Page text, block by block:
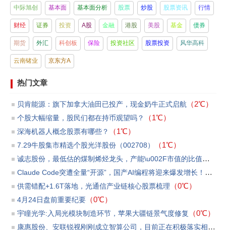
中际旭创 基本面 基本面分析 股票 炒股 股票资讯 行情
财经 证券 投资 A股 金融 港股 美股 基金 债券
期货 外汇 科创板 保险 投资社区 股票投资 风华高科
云南锗业 京东方A
热门文章
贝肯能源：旗下加拿大油田已投产，现金奶牛正式启航 （2℃）
个股大幅缩量，股民们都在持币观望吗？ （1℃）
​深海机器人概念股票有哪些？ （1℃）
7.29牛股集市精选个股光洋股份（002708）
（1℃）
诚志股份，最低估的煤制烯烃龙头，产能\u002F市值的比值第一
Claude Code突遭全量“开源”，国产AI编程将迎来爆发增长！
（0℃
供需错配+1.6T落地，光通信产业链核心股票梳理 （0℃）
4月24日盘前重要纪要（0℃）
宇瞳光学:入局光模块制造环节，苹果大疆链景气度修复
（0℃）
康惠股份、安联锐视刚刚成立智算公司，目前正在积极落实相关订单和洽商贷款等事宜